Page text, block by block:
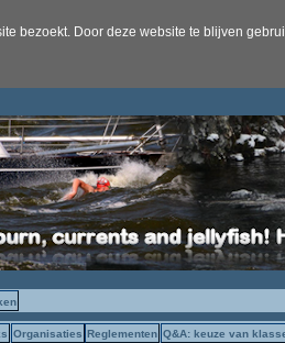
bezoekt. Door deze website te blijven
Organisaties Reglementen Q&A: keuze van